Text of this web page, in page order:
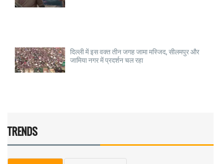
दिल्ली में इस वक्त तीन जगह जामा मस्जिद, सीलमपुर और
जामिया नगर में प्रदर्शन चल रहा
TRENDS